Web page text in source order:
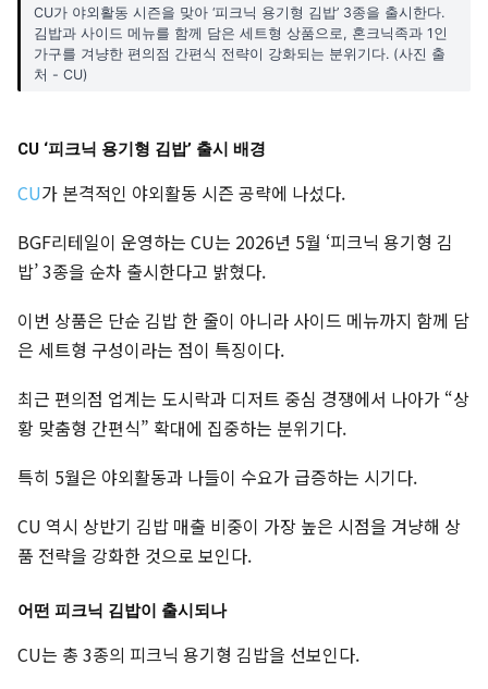
CU가 야외활동 시즌을 맞아 ‘피크닉 용기형 김밥’ 3종을 출시한다.
김밥과 사이드 메뉴를 함께 담은 세트형 상품으로, 혼크닉족과 1인
가구를 겨냥한 편의점 간편식 전략이 강화되는 분위기다. (사진 출
처 - CU)
CU ‘피크닉 용기형 김밥’ 출시 배경
CU가 본격적인 야외활동 시즌 공략에 나섰다.
BGF리테일이 운영하는 CU는 2026년 5월 ‘피크닉 용기형 김
밥’ 3종을 순차 출시한다고 밝혔다.
이번 상품은 단순 김밥 한 줄이 아니라 사이드 메뉴까지 함께 담
은 세트형 구성이라는 점이 특징이다.
최근 편의점 업계는 도시락과 디저트 중심 경쟁에서 나아가 “상
황 맞춤형 간편식” 확대에 집중하는 분위기다.
특히 5월은 야외활동과 나들이 수요가 급증하는 시기다.
CU 역시 상반기 김밥 매출 비중이 가장 높은 시점을 겨냥해 상
품 전략을 강화한 것으로 보인다.
어떤 피크닉 김밥이 출시되나
CU는 총 3종의 피크닉 용기형 김밥을 선보인다.